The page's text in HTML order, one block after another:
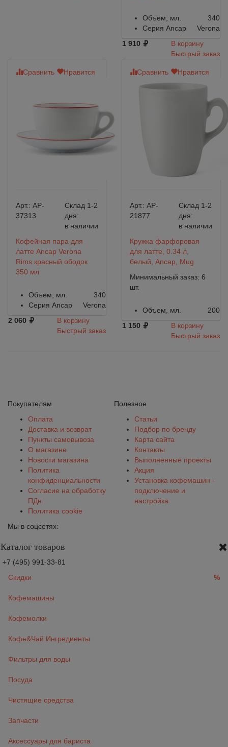
Объем, мл.
340
Серия Ancap
Verona
1 910
В корзину
Быстрый заказ
Сравнить Нравится
Арт.: AP-
37313
Склад 1-2
дня:
в наличии
Кофейная пара для
латте Ancap Verona
Rims красный ободок
350 мл
Объем, мл.
340
Серия Ancap
Verona
2 060
В корзину
Быстрый заказ
Сравнить Нравится
Арт.: AP-
21877
Склад 1-2
дня:
в наличии
Кружка фарфоровая
для латте, 0.34 л,
белый, Ancap, Mug
Минимальный заказ: 6
шт.
Объем, мл.
200
1 150
В корзину
Быстрый заказ
Покупателям
Оплата
Доставка и возврат
Пункты самовывоза
О магазине
Новости магазина
Политика
конфиденциальности
Согласие на обработку
ПДн
Политика cookie
Полезное
Статьи
Подбор по бренду
Карта сайта
Контакты
Выполненные проекты
Акция
Установка кофемашин -
подключение и
настройка
Мы в соцсетях:
Каталог товаров
+7 (495) 991-33-81
Скидки
%
Кофемашины
Кофемолки
Кофе&Чай Ингредиенты
Фильтры для воды
Посуда
Чистящие средства
Запчасти
Аксессуары для бариста